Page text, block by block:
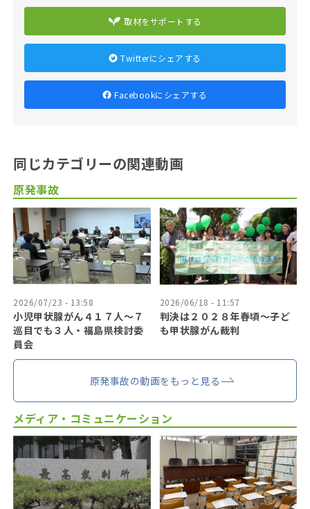
取材をサポートする
Twitterにシェアする
Facebookにシェアする
同じカテゴリーの関連動画
原発事故
2026/07/23 - 13:58
小児甲状腺がん４１７人〜７
巡目でも３人・福島県検討委
員会
2026/06/18 - 11:57
判決は２０２８年春頃〜子ど
も甲状腺がん裁判
原発事故の動画をもっと見る
メディア・コミュニケーション